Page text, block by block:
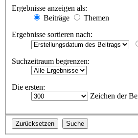
Ergebnisse anzeigen als:
Beiträge
Themen
Ergebnisse sortieren nach:
Suchzeitraum begrenzen:
Die ersten:
Zeichen der